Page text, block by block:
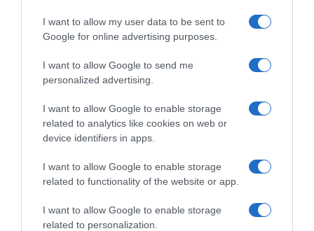
I want to allow my user data to be sent to
Google for online advertising purposes.
I want to allow Google to send me
personalized advertising.
I want to allow Google to enable storage
related to analytics like cookies on web or
device identifiers in apps.
I want to allow Google to enable storage
related to functionality of the website or app.
I want to allow Google to enable storage
related to personalization.
Παραμένει στο "μάτι του κυκλώνα" ο πρόεδρος της FIFA